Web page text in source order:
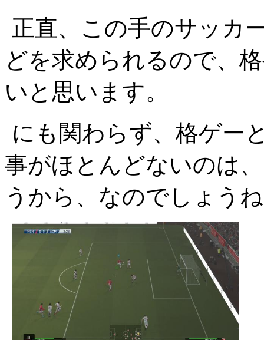
正直、この手のサッカ
どを求められるので、
いと思います。
にも関わらず、格ゲー
事がほとんどないのは
うから、なのでしょう